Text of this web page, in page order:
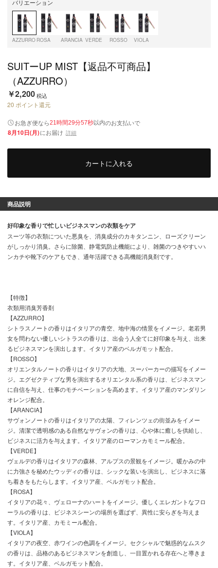
バリエーション
AZZURRO ROSA ARANCIA VERDE ROSSO VIOLA
SUITーUP MIST【返品不可商品】
（AZZURRO）
￥2,200税込
20 ポイント還元
お急ぎ便なら21時間29分57秒以内のお支払いで
8月10日(月)にお届け 詳細
カートに入れる
商品説明
好印象な香りで忙しいビジネスマンの衣類をケア
スーツ等の衣類についた悪臭を、消臭成分のカキタンニン、ローズクリーン
がしっかり消臭。さらに除菌、静電気防止機能により、雑菌のつきやすいハ
ンカチや靴下のケアもでき、通年活躍できる高機能消臭剤です。
【特徴】
衣類用消臭芳香剤
【AZZURRO】
シトラスノートの香りはイタリアの青空、地中海の情景をイメージ。老若男
女を問わない優しいシトラスの香りは、出会う人全てに好印象を与え、出来
るビジネスマンを演出します。イタリア産のベルガモット配合。
【ROSSO】
オリエンタルノートの香りはイタリアの大地、スーパーカーの描写をイメー
ジ。エグゼクティブな男を演出するオリエンタル系の香りは、ビジネスマン
に自信を与え、仕事のモチベーションを高めます。イタリア産のマンダリン
オレンジ配合。
【ARANCIA】
サヴォンノートの香りはイタリアの太陽、フィレンツェの街並みをイメー
ジ。清潔で透明感のある自然なサヴォンの香りは、心や体に癒しを供給し、
ビジネスに活力を与えます。イタリア産のローマンカモミール配合。
【VERDE】
ヴェルデの香りはイタリアの森林、アルプスの景観をイメージ。暖かみの中
に力強さを秘めたウッディの香りは、シックな装いを演出し、ビジネスに落
ち着きをもたらします。イタリア産、ベルガモット配合。
【ROSA】
イタリアの花々、ヴェローナのハートをイメージ。優しくエレガントなフロ
ーラルの香りは、ビジネスシーンの場所を選ばず、異性に安らぎを与えま
す。イタリア産、カモミール配合。
【VIOLA】
イタリアの夜空、赤ワインの色調をイメージ。セクシャルで魅惑的なムスク
の香りは、品格のあるビジネスマンを創造し、一目置かれる存在へと導きま
す。イタリア産、ベルガモット配合。